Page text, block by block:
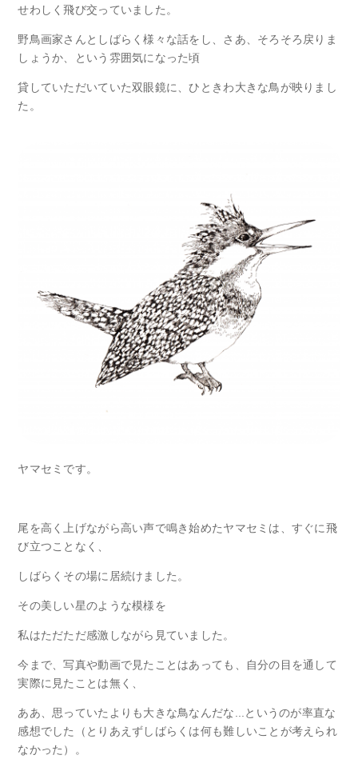
せわしく飛び交っていました。
野鳥画家さんとしばらく様々な話をし、さあ、そろそろ戻りま
しょうか、という雰囲気になった頃
貸していただいていた双眼鏡に、ひときわ大きな鳥が映りまし
た。
ヤマセミです。
尾を高く上げながら高い声で鳴き始めたヤマセミは、すぐに飛
び立つことなく、
しばらくその場に居続けました。
その美しい星のような模様を
私はただただ感激しながら見ていました。
今まで、写真や動画で見たことはあっても、自分の目を通して
実際に見たことは無く、
ああ、思っていたよりも大きな鳥なんだな...というのが率直な
感想でした（とりあえずしばらくは何も難しいことが考えられ
なかった）。